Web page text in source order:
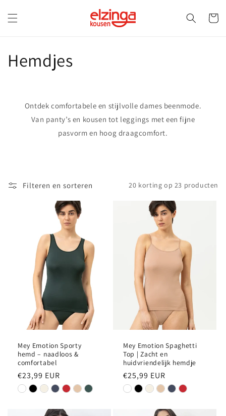
content
C
t
Hemdjes
Ontdek comfortabele en stijlvolle dames beenmode.
Van panty’s en kousen tot leggings met een fijne
pasvorm en hoog draagcomfort.
Filteren en sorteren 20 korting op 23 producten
Mey Emotion Sporty
hemd – naadloos &
comfortabel
Normale
prijs
€23,99 EUR
Mey Emotion Spaghetti
Top | Zacht en
huidvriendelijk hemdje
Normale
prijs
€25,99 EUR